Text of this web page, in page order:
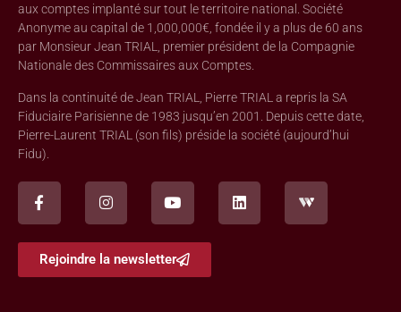
aux comptes implanté sur tout le territoire national. Société
Anonyme au capital de 1,000,000€, fondée il y a plus de 60 ans
par Monsieur Jean TRIAL, premier président de la Compagnie
Nationale des Commissaires aux Comptes.
Dans la continuité de Jean TRIAL, Pierre TRIAL a repris la SA
Fiduciaire Parisienne de 1983 jusqu’en 2001. Depuis cette date,
Pierre-Laurent TRIAL (son fils) préside la société (aujourd’hui
Fidu).
Rejoindre la newsletter